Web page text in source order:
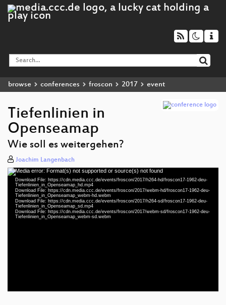
browse conferences froscon 2017 event
Tiefenlinien in
Openseamap
Wie soll es weitergehen?
Joachim Langenbach
Video
Player
Media error: Format(s) not supported or source(s) not found
Download File: https://cdn.media.ccc.de/events/froscon/2017/h264-hd/froscon17-1962-deu-
Tiefenlinien_in_Openseamap_hd.mp4
Download File: https://cdn.media.ccc.de/events/froscon/2017/webm-hd/froscon17-1962-deu-
Tiefenlinien_in_Openseamap_webm-hd.webm
Download File: https://cdn.media.ccc.de/events/froscon/2017/h264-sd/froscon17-1962-deu-
Tiefenlinien_in_Openseamap_sd.mp4
Download File: https://cdn.media.ccc.de/events/froscon/2017/webm-sd/froscon17-1962-deu-
Tiefenlinien_in_Openseamap_webm-sd.webm